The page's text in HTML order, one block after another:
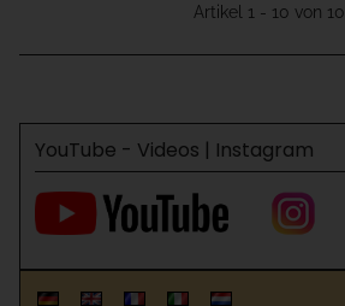
Artikel 1 - 10 von 10
YouTube - Videos | Instagram